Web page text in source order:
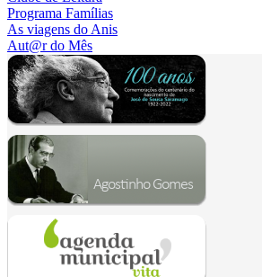
Programa Famílias
As viagens do Anis
Aut@r do Mês